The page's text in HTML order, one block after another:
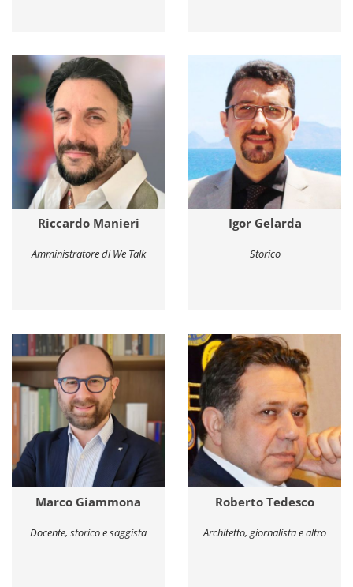
Riccardo Manieri
Amministratore di We Talk
Igor Gelarda
Storico
Marco Giammona
Docente, storico e saggista
Roberto Tedesco
Architetto, giornalista e altro